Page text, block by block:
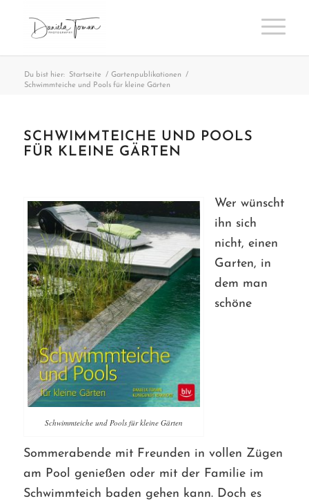
Du bist hier: Startseite / Gartenpublikationen
/
Schwimmteiche und Pools für kleine Gärten
SCHWIMMTEICHE UND POOLS
FÜR KLEINE GÄRTEN
Schwimmteiche und Pools für kleine Gärten
Wer wünscht
ihn sich
nicht, einen
Garten, in
dem man
schöne
Sommerabende mit Freunden in vollen Zügen
am Pool genießen oder mit der Familie im
Schwimmteich baden gehen kann. Doch es